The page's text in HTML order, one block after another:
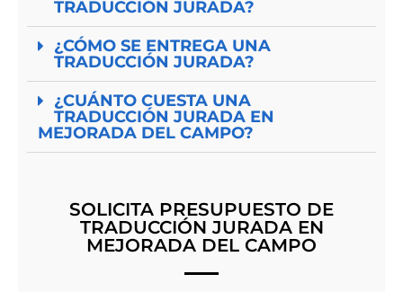
TRADUCCIÓN JURADA?
¿CÓMO SE ENTREGA UNA
TRADUCCIÓN JURADA?
¿CUÁNTO CUESTA UNA
TRADUCCIÓN JURADA EN
MEJORADA DEL CAMPO?
SOLICITA PRESUPUESTO DE
TRADUCCIÓN JURADA EN
MEJORADA DEL CAMPO